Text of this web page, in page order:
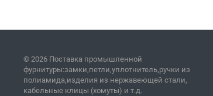
© 2026 Поставка промышленной
фурнитуры:замки,петли,уплотнитель,ручки из
полиамида,изделия из нержавеющей стали,
кабельные клицы (хомуты) и т.д.